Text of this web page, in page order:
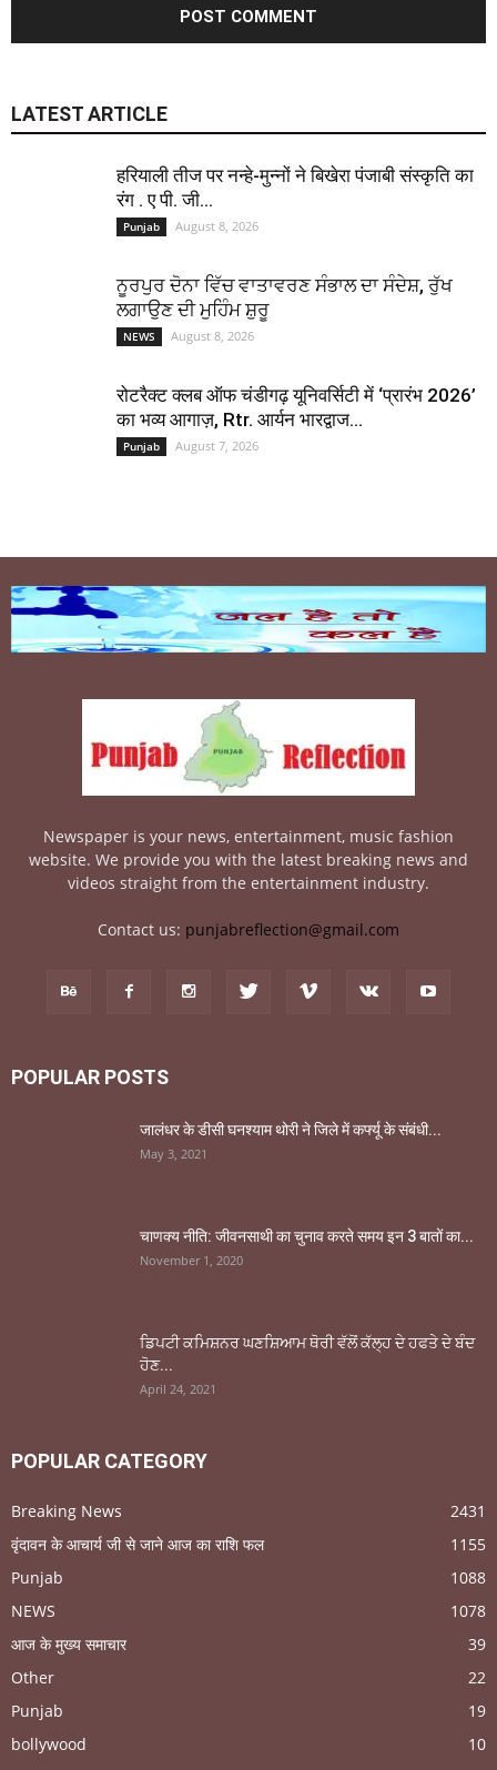
LATEST ARTICLE
हरियाली तीज पर नन्हे-मुन्नों ने बिखेरा पंजाबी संस्कृति का
रंग . ए पी. जी...
Punjab August 8, 2026
ਨੂਰਪੁਰ ਦੋਨਾ ਵਿੱਚ ਵਾਤਾਵਰਣ ਸੰਭਾਲ ਦਾ ਸੰਦੇਸ਼, ਰੁੱਖ
ਲਗਾਉਣ ਦੀ ਮੁਹਿੰਮ ਸ਼ੁਰੂ
NEWS August 8, 2026
रोटरैक्ट क्लब ऑफ चंडीगढ़ यूनिवर्सिटी में ‘प्रारंभ 2026’
का भव्य आगाज़, Rtr. आर्यन भारद्वाज...
Punjab August 7, 2026
Newspaper is your news, entertainment, music fashion
website. We provide you with the latest breaking news and
videos straight from the entertainment industry.
Contact us: punjabreflection@gmail.com
POPULAR POSTS
जालंधर के डीसी घनश्याम थोरी ने जिले में कर्फ्यू के संबंधी...
May 3, 2021
चाणक्य नीति: जीवनसाथी का चुनाव करते समय इन 3 बातों का...
November 1, 2020
ਡਿਪਟੀ ਕਮਿਸ਼ਨਰ ਘਣਸ਼ਿਆਮ ਥੋਰੀ ਵੱਲੋਂ ਕੱਲ੍ਹ ਦੇ ਹਫਤੇ ਦੇ ਬੰਦ
ਹੋਣ...
April 24, 2021
POPULAR CATEGORY
Breaking News
2431
वृंदावन के आचार्य जी से जाने आज का राशि फल
1155
Punjab
1088
NEWS
1078
आज के मुख्य समाचार
39
Other
22
Punjab
19
bollywood
10